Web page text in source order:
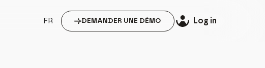
FR DEMANDER UNE DÉMO Log in